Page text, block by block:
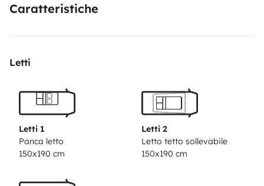
Caratteristiche
Letti
Letti 1
Panca letto
150x190 cm
Letti 2
Letto tetto sollevabile
150x190 cm